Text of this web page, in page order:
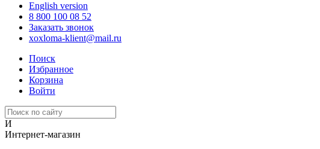
English version
8 800 100 08 52
Заказать звонок
xoxloma-klient@mail.ru
Поиск
Избранное
Корзина
Войти
И
Интернет-магазин